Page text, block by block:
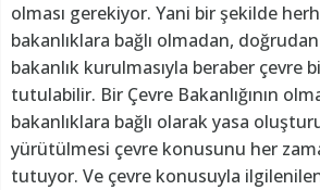
olması gerekiyor. Yani bir şekilde
bakanlıklara bağlı olmadan,
bakanlık kurulmasıyla beraber çevre
tutulabilir. Bir Çevre Bakanlığının
bakanlıklara bağlı olarak yasa
yürütülmesi çevre konusunu her
tutuyor. Ve çevre konusuyla